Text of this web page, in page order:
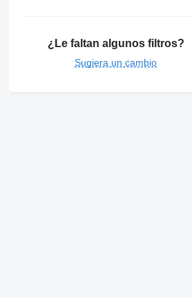
¿Le faltan algunos filtros?
Sugiera un cambio